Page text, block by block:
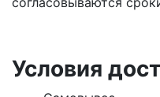
Условия